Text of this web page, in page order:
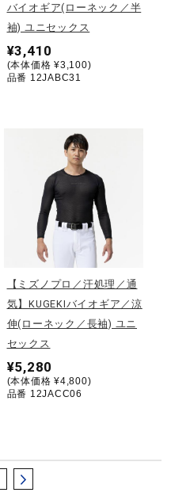
バイオギア(ローネック／半
袖) ユニセックス
¥3,410
(本体価格 ¥3,100)
品番 12JABC31
【ミズノプロ／汗処理／通
気】KUGEKIバイオギア／涼
伸(ローネック／長袖) ユニ
セックス
¥5,280
(本体価格 ¥4,800)
品番 12JACC06